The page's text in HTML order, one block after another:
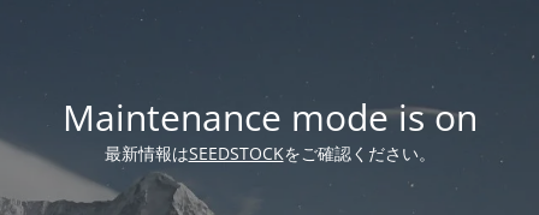
Maintenance mode is on
最新情報はSEEDSTOCKをご確認ください。